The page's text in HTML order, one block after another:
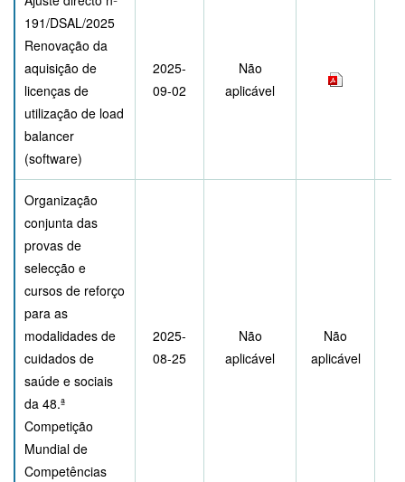
191/DSAL/2025
Renovação da
aquisição de
licenças de
utilização de load
balancer
(software)
2025-
09-02
Não
aplicável
Organização
conjunta das
provas de
selecção e
cursos de reforço
para as
modalidades de
cuidados de
saúde e sociais
da 48.ª
Competição
Mundial de
Competências
2025-
08-25
Não
aplicável
Não
aplicável